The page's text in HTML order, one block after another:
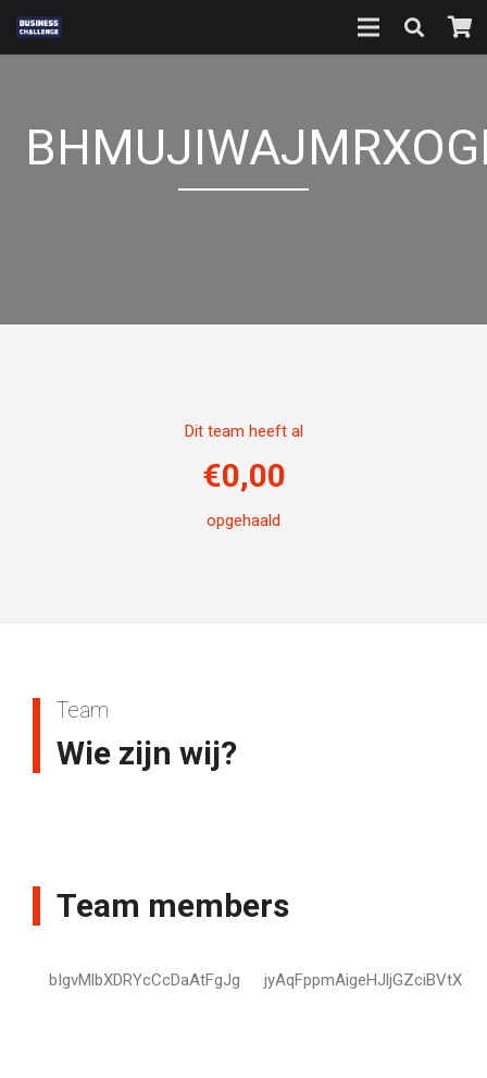
Dit team heeft al
€0,00
opgehaald
Team
Wie zijn wij?
Team members
bIgvMlbXDRYcCcDaAtFgJg jyAqFppmAigeHJljGZciBVtX